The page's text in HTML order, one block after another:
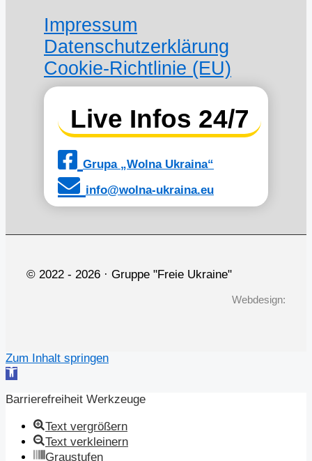
Impressum
Datenschutzerklärung
Cookie-Richtlinie (EU)
Live Infos 24/7
Grupa „Wolna Ukraina“
info@wolna-ukraina.eu
© 2022 - 2026 · Gruppe "Freie Ukraine"
Webdesign:
Zum Inhalt springen
Werkzeugleiste
Barrierefreiheit Werkzeuge
Text vergrößern
Text verkleinern
Graustufen